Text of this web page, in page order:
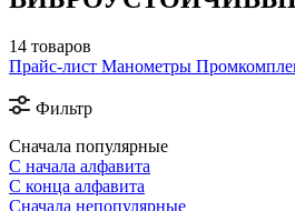
14 товаров
Прайс-лист Манометры
Фильтр
Сначала популярные
С начала алфавита
С конца алфавита
Сначала непопулярные